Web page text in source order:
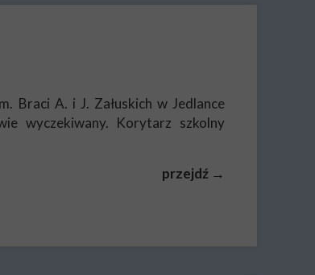
Braci A. i J. Załuskich w Jedlance
wyczekiwany. Korytarz szkolny
przejdź →